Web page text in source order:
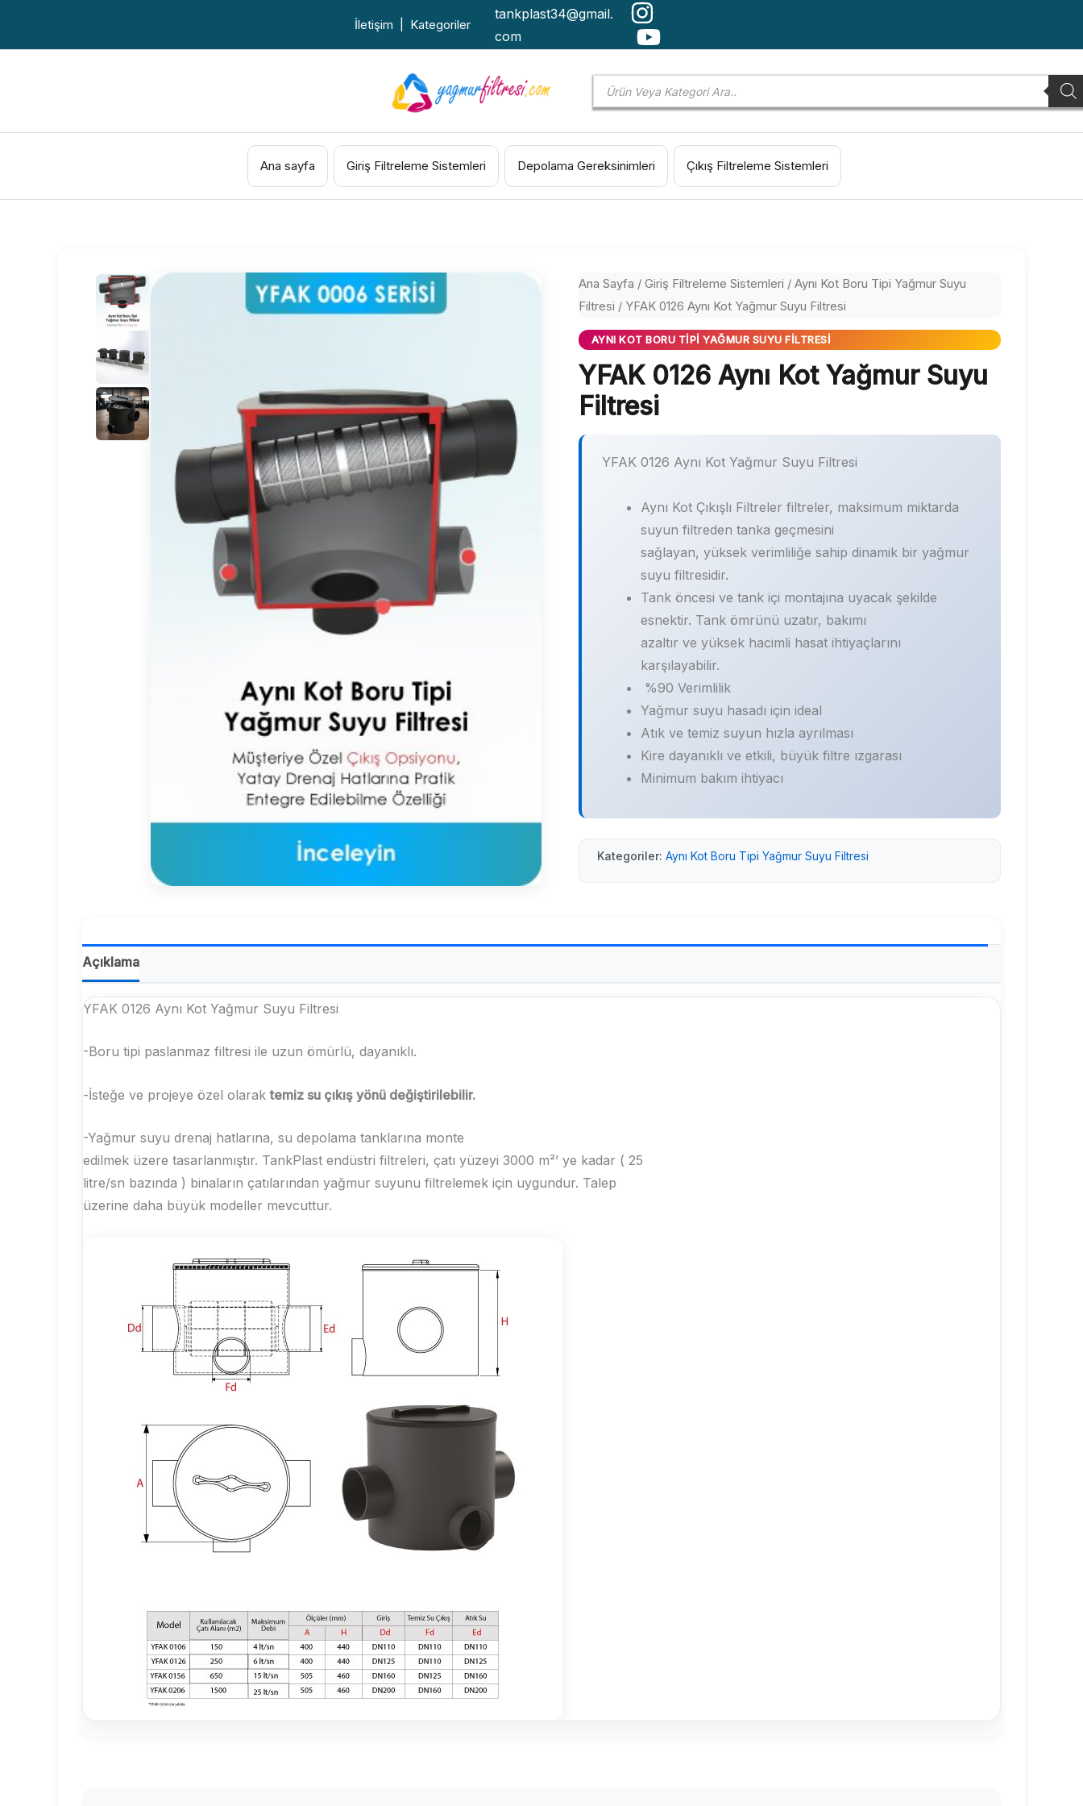
İletişim Kategoriler
tankplast34@gmail.
com
Products
search
Ana sayfa Giriş Filtreleme Sistemleri Depolama Gereksinimleri Çıkış Filtreleme Sistemleri
Ana Sayfa / Giriş Filtreleme Sistemleri / Aynı Kot Boru Tipi Yağmur Suyu
Filtresi / YFAK 0126 Aynı Kot Yağmur Suyu Filtresi
AYNI KOT BORU TIPI YAĞMUR SUYU FILTRESI
YFAK 0126 Aynı Kot Yağmur Suyu
Filtresi
YFAK 0126 Aynı Kot Yağmur Suyu Filtresi
Aynı Kot Çıkışlı Filtreler filtreler, maksimum miktarda
suyun filtreden tanka geçmesini
sağlayan, yüksek verimliliğe sahip dinamik bir yağmur
suyu filtresidir.
Tank öncesi ve tank içi montajına uyacak şekilde
esnektir. Tank ömrünü uzatır, bakımı
azaltır ve yüksek hacimli hasat ihtiyaçlarını
karşılayabilir.
%90 Verimlilik
Yağmur suyu hasadı için ideal
Atık ve temiz suyun hızla ayrılması
Kire dayanıklı ve etkili, büyük filtre ızgarası
Minimum bakım ihtiyacı
Kategoriler: Aynı Kot Boru Tipi Yağmur Suyu Filtresi
Açıklama
YFAK 0126 Aynı Kot Yağmur Suyu Filtresi
-Boru tipi paslanmaz filtresi ile uzun ömürlü, dayanıklı.
-İsteğe ve projeye özel olaraktemiz su çıkış yönü değiştirilebilir.
-Yağmur suyu drenaj hatlarına, su depolama tanklarına monte
edilmek üzere tasarlanmıştır. TankPlast endüstri filtreleri, çatı yüzeyi 3000 m²’ ye kadar ( 25
litre/sn bazında ) binaların çatılarından yağmur suyunu filtrelemek için uygundur. Talep
üzerine daha büyük modeller mevcuttur.